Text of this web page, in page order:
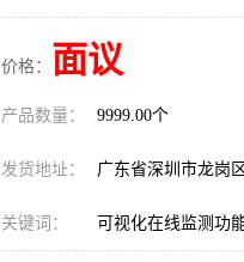
价格： 面议
产品数量： 9999.00个
发货地址： 广东省深圳市龙岗
关键词： 可视化在线监测功